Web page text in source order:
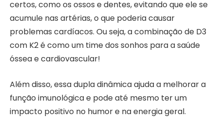
certos, como os ossos e dentes, evitando que ele se
acumule nas artérias, o que poderia causar
problemas cardíacos. Ou seja, a combinação de D3
com K2 é como um time dos sonhos para a saúde
óssea e cardiovascular!
Além disso, essa dupla dinâmica ajuda a melhorar a
função imunológica e pode até mesmo ter um
impacto positivo no humor e na energia geral.